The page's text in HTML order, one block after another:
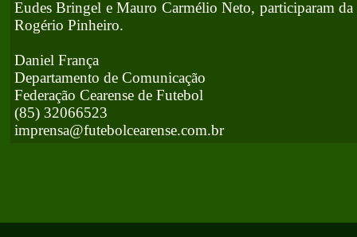
Eudes Bringel e Mauro Carmélio Neto, participaram da
Rogério Pinheiro.
Daniel França
Departamento de Comunicação
Federação Cearense de Futebol
(85) 32066523
imprensa@futebolcearense.com.br